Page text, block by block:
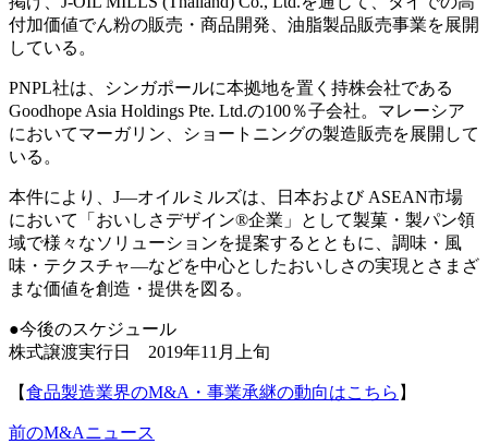
付加価値でん粉の販売・商品開発、油脂製品販売事業を展開
している。
PNPL社は、シンガポールに本拠地を置く持株会社である
Goodhope Asia Holdings Pte. Ltd.の100％子会社。マレーシア
においてマーガリン、ショートニングの製造販売を展開して
いる。
本件により、J—オイルミルズは、日本および ASEAN市場
において「おいしさデザイン®企業」として製菓・製パン領
域で様々なソリューションを提案するとともに、調味・風
味・テクスチャ―などを中心としたおいしさの実現とさまざ
まな価値を創造・提供を図る。
●今後のスケジュール
株式譲渡実行日 2019年11月上旬
【食品製造業界のM&A・事業承継の動向はこちら 】
前のM&Aニュース